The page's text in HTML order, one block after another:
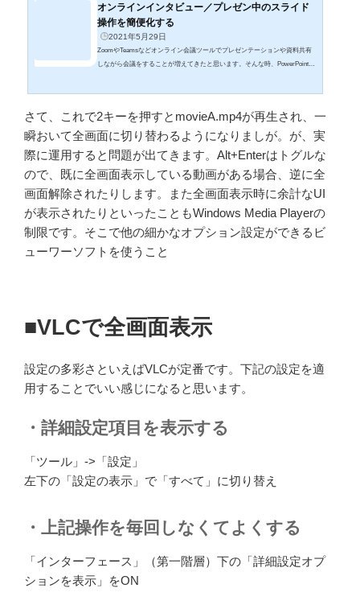
オンラインインタビュー／プレゼン中のスライド
操作を簡便化する
2021年5月29日
ZoomやTeamsなどオンライン会議ツールでプレゼンテーションや資料共有
しながら会議をすることが増えてきたと思います。そんな時、PowerPointで
する場合、資料提示用のパワポ、参加者プロフィールや予定表のExce、イ
ンタビューガイドのWord、Zoom/Teamsなどオンライン会議ツールのウイン
さて、これで2キーを押すとmovieA.mp4が再生され、一
瞬おいて全画面に切り替わるようになりましが。が、実
際に運用すると問題が出てきます。Alt+Enterはトグルな
ので、既に全画面表示している動画がある場合、逆に全
画面解除されたりします。また全画面表示時に余計なUI
が表示されたりといったこともWindows Media Playerの
制限です。そこで他の細かなオプション設定ができるビ
ューワーソフトを使うこと
■VLCで全画面表示
設定の多彩さといえばVLCが定番です。下記の設定を適
用することでいい感じになると思います。
・詳細設定項目を表示する
「ツール」->「設定」
左下の「設定の表示」で「すべて」に切り替え
・上記操作を毎回しなくてよくする
「インターフェース」（第一階層）下の「詳細設定オプ
ションを表示」をON